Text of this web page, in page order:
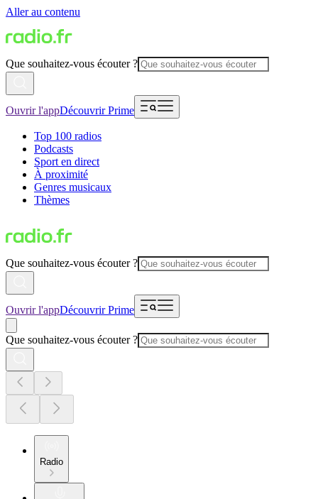
Aller au contenu
Que souhaitez-vous écouter ?
Ouvrir l'appDécouvrir Prime
Top 100 radios
Podcasts
Sport en direct
À proximité
Genres musicaux
Thèmes
Que souhaitez-vous écouter ?
Ouvrir l'appDécouvrir Prime
Que souhaitez-vous écouter ?
Radio